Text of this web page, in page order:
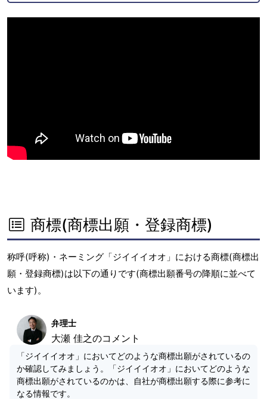
商標(商標出願・登録商標)
称呼(呼称)・ネーミング「ジイイイオオ」における商標(商標出
願・登録商標)は以下の通りです(商標出願番号の降順に並べて
います)。
弁理士
大瀬 佳之のコメント
「ジイイイオオ」においてどのような商標出願がされているの
か確認してみましょう。「ジイイイオオ」においてどのような
商標出願がされているのかは、自社が商標出願する際に参考に
なる情報です。